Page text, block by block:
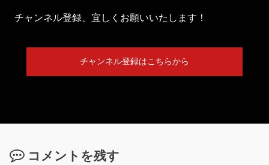
チャンネル登録、宜しくお願いいたします！
チャンネル登録はこちらから
コメントを残す